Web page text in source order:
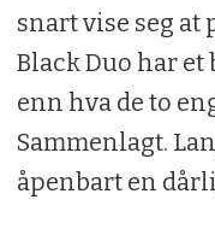
snart vise seg
Black Duo har et
enn hva de to
Sammenlagt.
åpenbart en